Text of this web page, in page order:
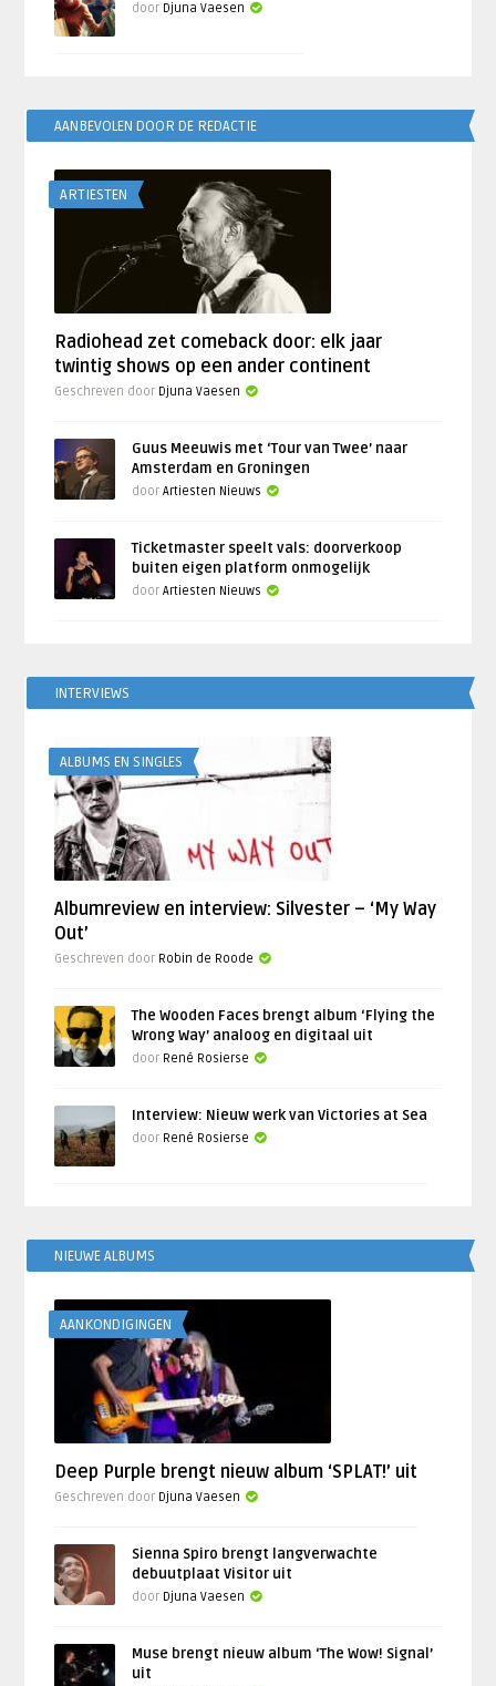
door Djuna Vaesen
AANBEVOLEN DOOR DE REDACTIE
ARTIESTEN
Radiohead zet comeback door: elk jaar
twintig shows op een ander continent
Geschreven door Djuna Vaesen
Guus Meeuwis met ‘Tour van Twee’ naar
Amsterdam en Groningen
doorArtiesten Nieuws
Ticketmaster speelt vals: doorverkoop
buiten eigen platform onmogelijk
doorArtiesten Nieuws
INTERVIEWS
ALBUMS EN SINGLES
Albumreview en interview: Silvester – ‘My Way
Out’
Geschreven door Robin de Roode
The Wooden Faces brengt album ‘Flying the
Wrong Way’ analoog en digitaal uit
door René Rosierse
Interview: Nieuw werk van Victories at Sea
door René Rosierse
NIEUWE ALBUMS
AANKONDIGINGEN
Deep Purple brengt nieuw album ‘SPLAT!’ uit
Geschreven door Djuna Vaesen
Sienna Spiro brengt langverwachte
debuutplaat Visitor uit
door Djuna Vaesen
Muse brengt nieuw album ‘The Wow! Signal’
uit